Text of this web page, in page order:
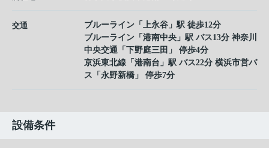
交通 ブルーライン 「 上永谷 」駅 徒歩12分
ブルーライン 「 港南中央 」駅 バス13分 神奈川
中央交通「下野庭三田」 停歩4分
京浜東北線 「 港南台 」駅 バス22分 横浜市営バ
ス「永野新橋」 停歩7分
設備条件